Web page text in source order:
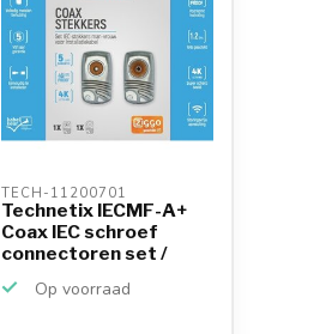
TECH-11200701
Technetix IECMF-A+
Coax IEC schroef
connectoren set /
Op voorraad